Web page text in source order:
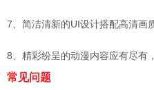
7、简洁清新的UI设计搭配高清画
8、精彩纷呈的动漫内容应有尽有
常见问题